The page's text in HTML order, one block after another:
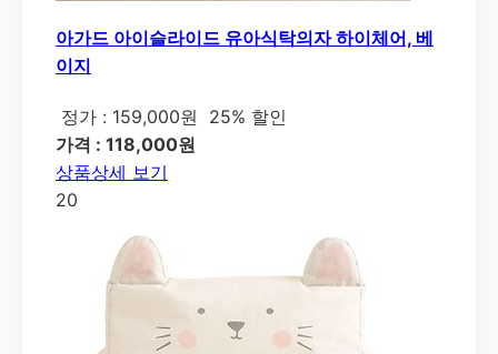
아가드 아이슬라이드 유아식탁의자 하이체어, 베
이지
정가 : 159,000원
25% 할인
가격 : 118,000원
상품상세 보기
20